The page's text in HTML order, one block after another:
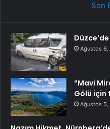
Son
Ağustos 6,
“Mavi
Gölü için
Ağustos 5,